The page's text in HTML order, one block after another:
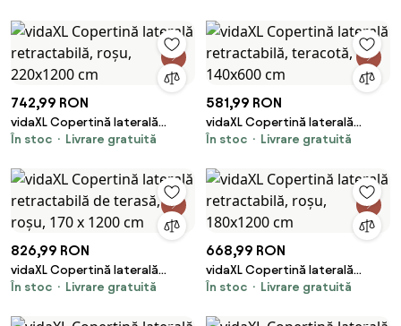
742,99 RON
vidaXL Copertină laterală
retractabilă, roșu, 220x1200
În stoc Livrare gratuită
581,99 RON
vidaXL Copertină laterală
retractabilă, teracotă,
În stoc Livrare gratuită
826,99 RON
vidaXL Copertină laterală
retractabilă de terasă, roșu,
În stoc Livrare gratuită
668,99 RON
vidaXL Copertină laterală
retractabilă, roșu, 180x1200 cm
În stoc Livrare gratuită